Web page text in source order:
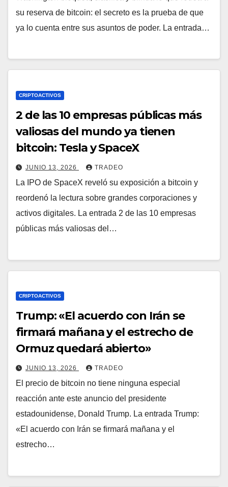
su reserva de bitcoin: el secreto es la prueba de que
ya lo cuenta entre sus asuntos de poder. La entrada…
CRIPTOACTIVOS
2 de las 10 empresas públicas más
valiosas del mundo ya tienen
bitcoin: Tesla y SpaceX
JUNIO 13, 2026 TRADEO
La IPO de SpaceX reveló su exposición a bitcoin y
reordenó la lectura sobre grandes corporaciones y
activos digitales. La entrada 2 de las 10 empresas
públicas más valiosas del…
CRIPTOACTIVOS
Trump: «El acuerdo con Irán se
firmará mañana y el estrecho de
Ormuz quedará abierto»
JUNIO 13, 2026 TRADEO
El precio de bitcoin no tiene ninguna especial
reacción ante este anuncio del presidente
estadounidense, Donald Trump. La entrada Trump:
«El acuerdo con Irán se firmará mañana y el
estrecho…